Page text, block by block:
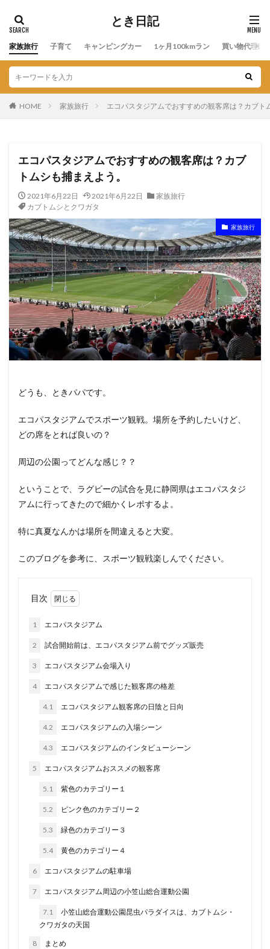
とき日記
家族旅行 子育て キャンピングカー 1ヶ月100kmラン 買い物代理店
HOME 家族旅行 エコパスタジアムでおすすめの観客席は？カブト
エコパスタジアムでおすすめの観客席は？カブ
トムシも捕まえよう。
2021年6月22日 2021年6月22日
家族旅行
カブトムシとクワガタ
家族旅行
どうも、ときパパです。
エコパスタジアムでスポーツ観戦。場所を予約したいけど、
どの席をとれば良いの？
周辺の公園ってどんな感じ？？
ということで、ラグビーの試合を見に静岡県はエコパスタジ
アムに行ってきたので細かくレポするよ。
特に真夏なんかは場所を間違えると大変。
このブログを参考に、スポーツ観戦楽しんでください。
目次
1 エコパスタジアム
2 試合開始前は、エコパスタジアム前でグッズ販売
3 エコパスタジアム会場入り
4 エコパスタジアムで感じた観客席の格差
4.1 エコパスタジアム観客席の日陰と日向
4.2 エコパスタジアムの入場シーン
4.3 エコパスタジアムのインタビューシーン
5 エコパスタジアムおススメの観客席
5.1 紫色のカテゴリー１
5.2 ピンク色のカテゴリー２
5.3 緑色のカテゴリー３
5.4 黄色のカテゴリー４
6 エコパスタジアムの駐車場
7 エコパスタジアム周辺の小笠山総合運動公園
7.1
小笠山総合運動公園昆虫パラダイスは、カブトムシ・
クワガタの天国
8 まとめ